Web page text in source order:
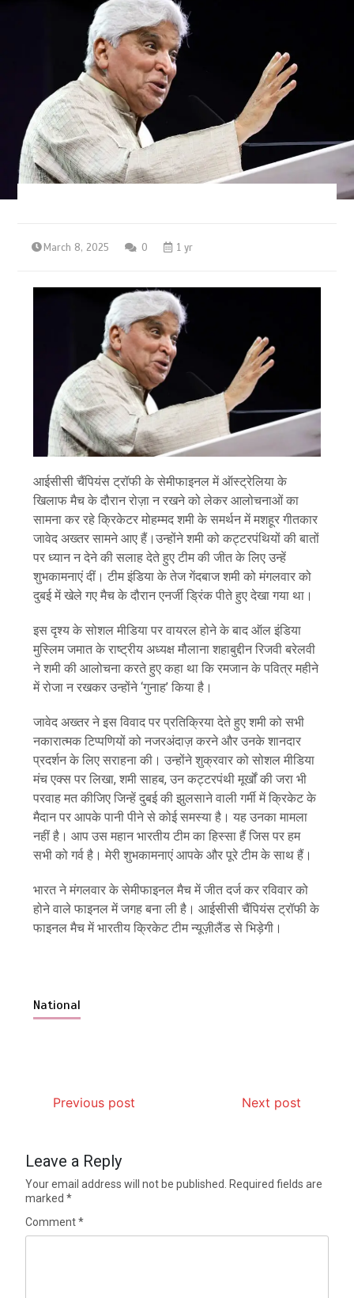
March 8, 2025 0 1 yr
आईसीसी चैंपियंस ट्रॉफी के सेमीफाइनल में ऑस्ट्रेलिया के
खिलाफ मैच के दौरान रोज़ा न रखने को लेकर आलोचनाओं का
सामना कर रहे क्रिकेटर मोहम्मद शमी के समर्थन में मशहूर गीतकार
जावेद अख्तर सामने आए हैं।उन्होंने शमी को कट्टरपंथियों की बातों
पर ध्यान न देने की सलाह देते हुए टीम की जीत के लिए उन्हें
शुभकामनाएं दीं। टीम इंडिया के तेज गेंदबाज शमी को मंगलवार को
दुबई में खेले गए मैच के दौरान एनर्जी ड्रिंक पीते हुए देखा गया था।
इस दृश्य के सोशल मीडिया पर वायरल होने के बाद ऑल इंडिया
मुस्लिम जमात के राष्ट्रीय अध्यक्ष मौलाना शहाबुद्दीन रिजवी बरेलवी
ने शमी की आलोचना करते हुए कहा था कि रमजान के पवित्र महीने
में रोजा न रखकर उन्होंने ‘गुनाह’ किया है।
जावेद अख्तर ने इस विवाद पर प्रतिक्रिया देते हुए शमी को सभी
नकारात्मक टिप्पणियों को नजरअंदाज़ करने और उनके शानदार
प्रदर्शन के लिए सराहना की। उन्होंने शुक्रवार को सोशल मीडिया
मंच एक्स पर लिखा, शमी साहब, उन कट्टरपंथी मूर्खों की जरा भी
परवाह मत कीजिए जिन्हें दुबई की झुलसाने वाली गर्मी में क्रिकेट के
मैदान पर आपके पानी पीने से कोई समस्या है। यह उनका मामला
नहीं है। आप उस महान भारतीय टीम का हिस्सा हैं जिस पर हम
सभी को गर्व है। मेरी शुभकामनाएं आपके और पूरे टीम के साथ हैं।
भारत ने मंगलवार के सेमीफाइनल मैच में जीत दर्ज कर रविवार को
होने वाले फाइनल में जगह बना ली है। आईसीसी चैंपियंस ट्रॉफी के
फाइनल मैच में भारतीय क्रिकेट टीम न्यूज़ीलैंड से भिड़ेगी।
National
Previous post Next post
Leave a Reply
Your email address will not be published.
Required fields are
marked*
Comment*